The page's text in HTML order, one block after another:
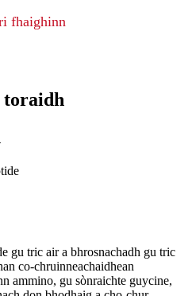
fhaighinn
toraidh
gu tric air a bhrosnachadh gu tric
co-chruinneachaidhean
ammino, gu sònraichte guycine,